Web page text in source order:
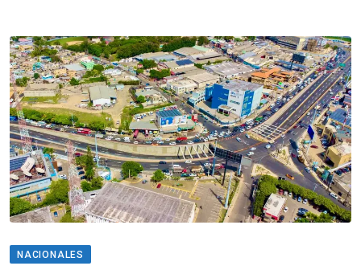
NACIONALES